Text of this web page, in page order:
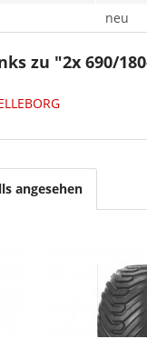
neu
zu "2x 690/180-
angesehen